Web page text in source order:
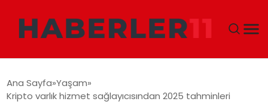
DÜNYA
Ana Sayfa Yaşam
Kripto varlık hizmet sağlayıcısından 2025 tahminleri